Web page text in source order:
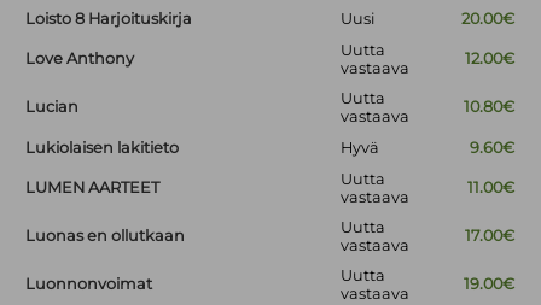
Loisto 8 Harjoituskirja Uusi 20.00€
Love Anthony
Uutta
vastaava
12.00€
Lucian
Uutta
vastaava
10.80€
Lukiolaisen lakitieto Hyvä 9.60€
LUMEN AARTEET
Uutta
vastaava
11.00€
Luonas en ollutkaan
Uutta
vastaava
17.00€
Luonnonvoimat
Uutta
vastaava
19.00€